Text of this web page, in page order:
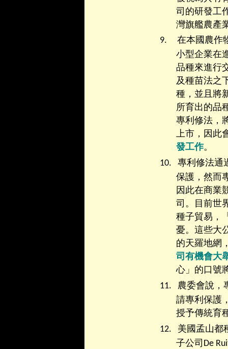
司的研發工
灣旗艦農產
9.
在本國農作
小型企業在
品種來進行
及種苗法之
種，並且將
所育出的品
專利修法，
上市，因此
發工作。
10.
專利修法通
保護，然而
因此在商業
司。目前世
種子貿易，
憂。這些大
的天羅地網
司有機會大
心」的口號
11.
農委會說，
請專利保護
授予傳統育
12.
美國孟山都
子公司 De